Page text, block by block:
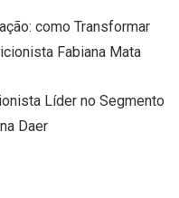
como Transformar
Fabiana Mata
Líder no Segmento
Daer